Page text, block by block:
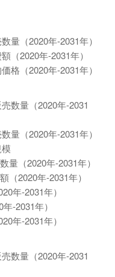
量（2020年-2031年）
（2020年-2031年）
格（2020年-2031年）
数量（2020年-2031
量（2020年-2031年）
量（2020年-2031年）
（2020年-2031年）
年-2031年）
-2031年）
年-2031年）
数量（2020年-2031